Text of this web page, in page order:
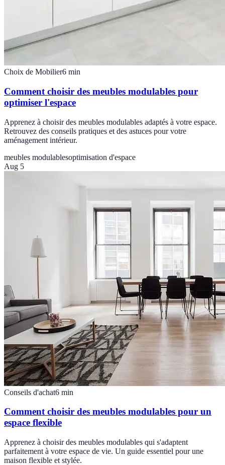
Choix de Mobilier6 min
Comment choisir des meubles modulables pour
optimiser l'espace
Apprenez à choisir des meubles modulables adaptés à votre espace.
Retrouvez des conseils pratiques et des astuces pour votre
aménagement intérieur.
meubles modulablesoptimisation d'espace
Aug 5
Conseils d'achat6 min
Comment choisir des meubles modulables pour un
espace flexible
Apprenez à choisir des meubles modulables qui s'adaptent
parfaitement à votre espace de vie. Un guide essentiel pour une
maison flexible et stylée.